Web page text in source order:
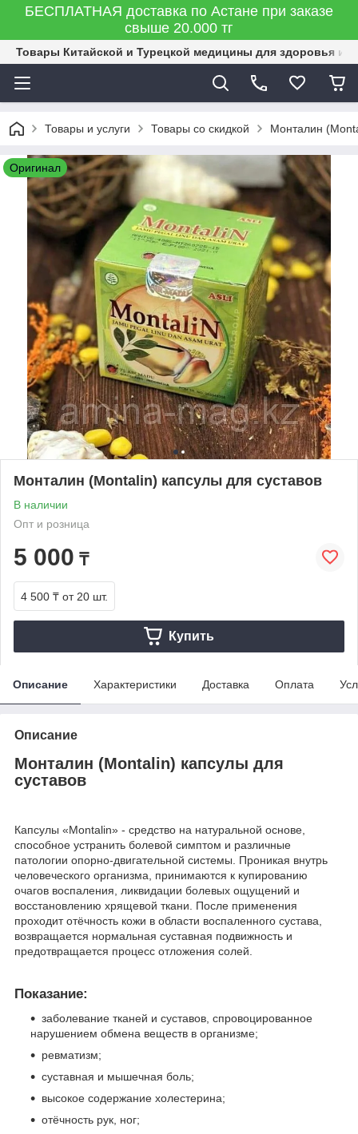
БЕСПЛАТНАЯ доставка по Астане при заказе
свыше 20.000 тг
Товары Китайской и Турецкой медицины для здоровья и
Товары и услуги Товары со скидкой Монталин
Оригинал
Монталин (Montalin) капсулы для суставов
В наличии
Опт и розница
5 000 ₸
4 500 ₸ от 20 шт.
Купить
Описание Характеристики Доставка Оплата
Описание
Монталин (Montalin) капсулы для
суставов
Капсулы «Montalin» - средство на натуральной основе,
способное устранить болевой симптом и различные
патологии опорно-двигательной системы. Проникая внутрь
человеческого организма, принимаются к купированию
очагов воспаления, ликвидации болевых ощущений и
восстановлению хрящевой ткани. После применения
проходит отёчность кожи в области воспаленного сустава,
возвращается нормальная суставная подвижность и
предотвращается процесс отложения солей.
Показание:
заболевание тканей и суставов, спровоцированное
нарушением обмена веществ в организме;
ревматизм;
суставная и мышечная боль;
высокое содержание холестерина;
отёчность рук, ног;